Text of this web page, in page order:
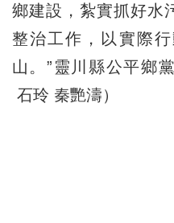
鄉建設，紮實抓好水
整治工作，以實際
山。”靈川縣公平鄉
石玲 秦艷濤）